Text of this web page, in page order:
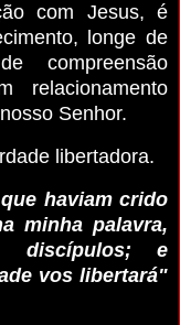
com Jesus, é
longe de
compreensão
relacionamento
Senhor.
libertadora.
haviam crido
minha palavra,
discípulos; e
vos libertará"